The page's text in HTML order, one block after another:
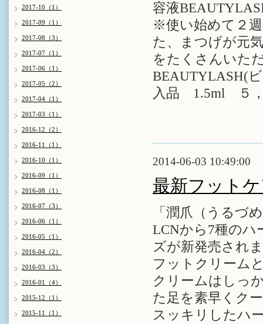
容液
※使い始めて２
た、まつげが元
をたくさんいた
BEAUTYLASH(
入品 1.5ml ５，
2014-06-03 10:49:00
最新フット
「潤爪（うるづ
LCNから7種のハ
ズが新発売され
フットクリーム
クリームはしっ
た足を素早くク
スッキリしたハ
2017-10（1）
2017-09（1）
2017-08（3）
2017-07（1）
2017-06（1）
2017-05（2）
2017-04（1）
2017-03（1）
2016-12（2）
2016-11（1）
2016-10（1）
2016-09（1）
2016-08（1）
2016-07（3）
2016-06（1）
2016-05（1）
2016-04（2）
2016-03（3）
2016-01（4）
2015-12（1）
2015-11（1）